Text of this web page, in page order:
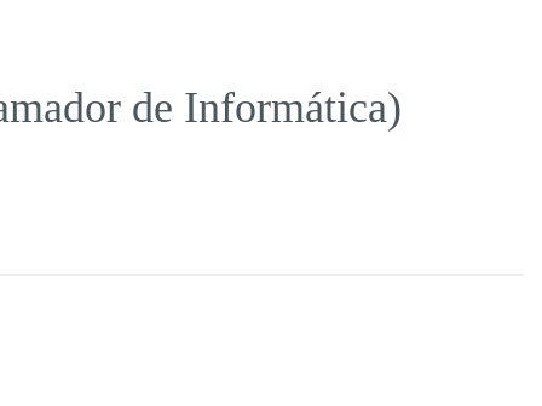
de Informática)